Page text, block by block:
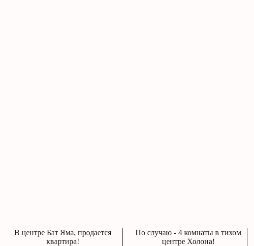
В центре Бат Яма, продается
квартира!
По случаю - 4 комнаты в тихом
центре Холона!